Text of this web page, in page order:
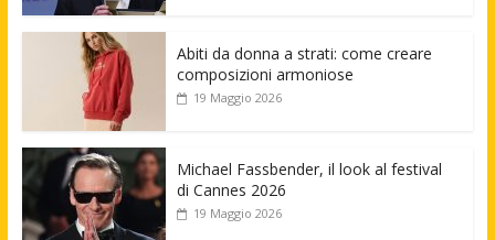
Abiti da donna a strati: come creare
composizioni armoniose
19 Maggio 2026
Michael Fassbender, il look al festival
di Cannes 2026
19 Maggio 2026